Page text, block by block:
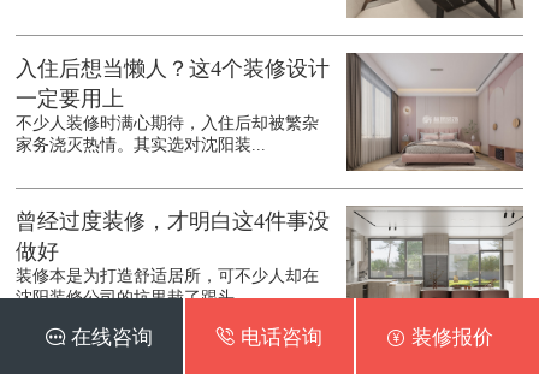
入住后想当懒人？这4个装修设计
一定要用上
不少人装修时满心期待，入住后却被繁杂
家务浇灭热情。其实选对沈阳装...
曾经过度装修，才明白这4件事没
做好
装修本是为打造舒适居所，可不少人却在
沈阳装修公司的坑里栽了跟头。...
 在线咨询  电话咨询  装修报价